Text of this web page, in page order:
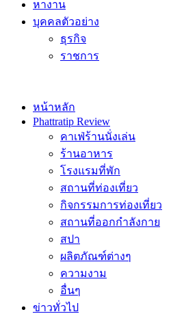
หางาน
บุคคลตัวอย่าง
ธุรกิจ
ราชการ
หน้าหลัก
Phattratip Review
คาเฟ่ร้านนั่งเล่น
ร้านอาหาร
โรงแรมที่พัก
สถานที่ท่องเที่ยว
กิจกรรมการท่องเที่ยว
สถานที่ออกกำลังกาย
สปา
ผลิตภัณฑ์ต่างๆ
ความงาม
อื่นๆ
ข่าวทั่วไป